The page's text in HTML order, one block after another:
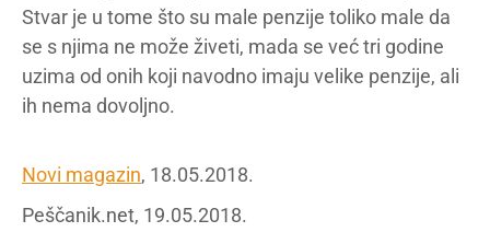
Stvar je u tome što su male penzije toliko male da
se s njima ne može živeti, mada se već tri godine
uzima od onih koji navodno imaju velike penzije, ali
ih nema dovoljno.
Novi magazin, 18.05.2018.
Peščanik.net, 19.05.2018.